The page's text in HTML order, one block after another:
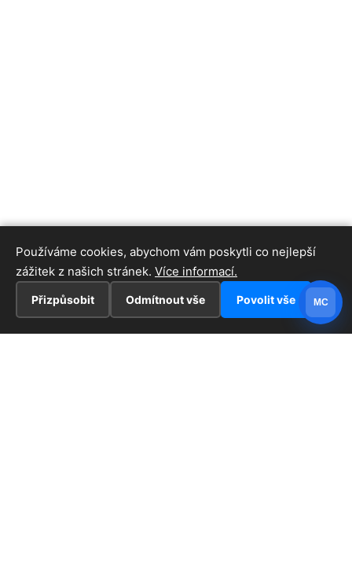
Používáme cookies, abychom vám poskytli co nejlepší
zážitek z našich stránek. Více informací.
Přizpůsobit Odmítnout vše Povolit vše MC